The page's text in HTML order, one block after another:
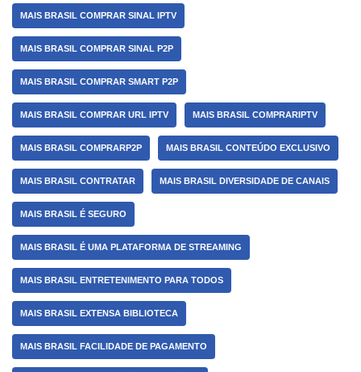
MAIS BRASIL COMPRAR SINAL IPTV
MAIS BRASIL COMPRAR SINAL P2P
MAIS BRASIL COMPRAR SMART P2P
MAIS BRASIL COMPRAR URL IPTV MAIS BRASIL COMPRARIPTV
MAIS BRASIL COMPRARP2P MAIS BRASIL CONTEÚDO EXCLUSIVO
MAIS BRASIL CONTRATAR MAIS BRASIL DIVERSIDADE DE CANAIS
MAIS BRASIL É SEGURO
MAIS BRASIL É UMA PLATAFORMA DE STREAMING
MAIS BRASIL ENTRETENIMENTO PARA TODOS
MAIS BRASIL EXTENSA BIBLIOTECA
MAIS BRASIL FACILIDADE DE PAGAMENTO